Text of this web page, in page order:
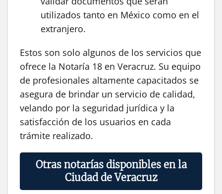
utilizados tanto en México como en el
extranjero.
Estos son solo algunos de los servicios que
ofrece la Notaría 18 en Veracruz. Su equipo
de profesionales altamente capacitados se
asegura de brindar un servicio de calidad,
velando por la seguridad jurídica y la
satisfacción de los usuarios en cada
trámite realizado.
Otras notarías disponibles en la
Ciudad de Veracruz